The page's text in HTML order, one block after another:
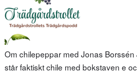
Om chilepeppar med Jonas
står faktiskt chile med bokstaven e